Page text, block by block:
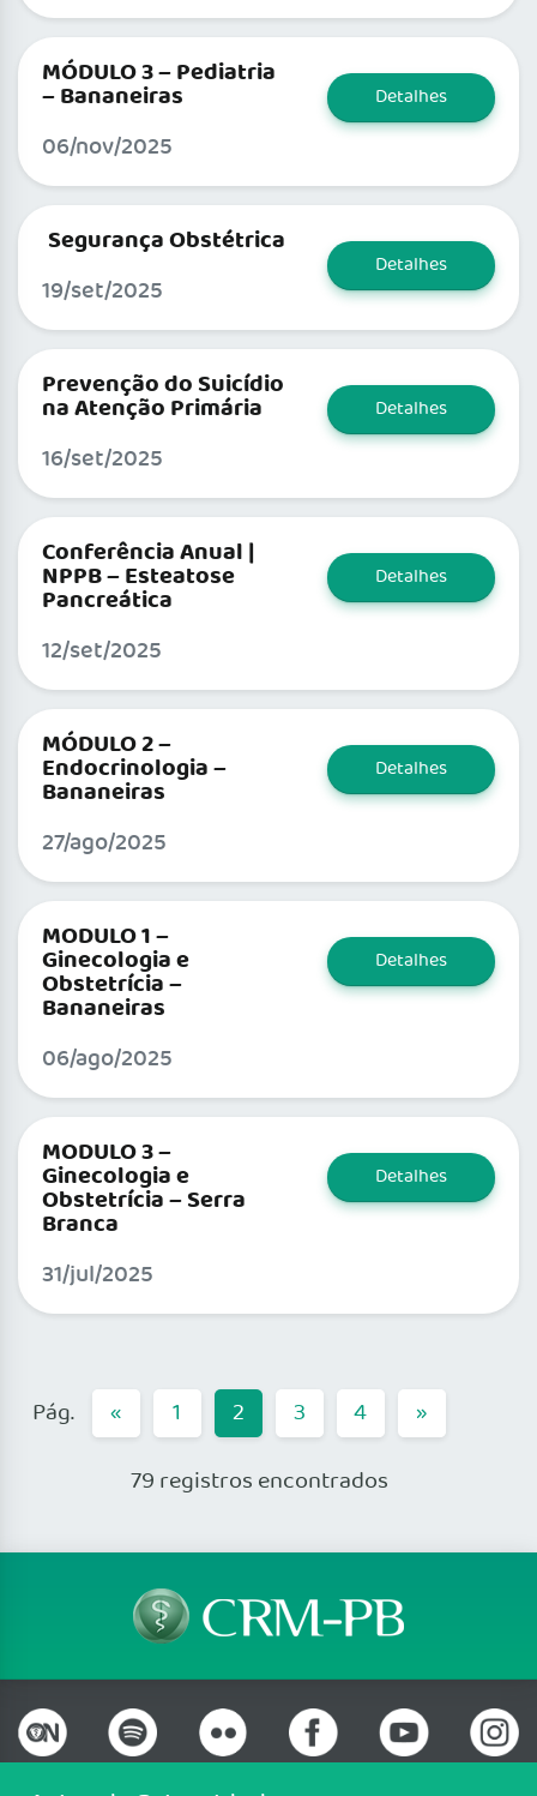
MÓDULO 3 – Pediatria
– Bananeiras
06/nov/2025
Detalhes
Segurança Obstétrica
19/set/2025
Detalhes
Prevenção do Suicídio
na Atenção Primária
16/set/2025
Detalhes
Conferência Anual |
NPPB – Esteatose
Pancreática
12/set/2025
Detalhes
MÓDULO 2 –
Endocrinologia –
Bananeiras
27/ago/2025
Detalhes
MODULO 1 –
Ginecologia e
Obstetrícia –
Bananeiras
06/ago/2025
Detalhes
MODULO 3 –
Ginecologia e
Obstetrícia – Serra
Branca
31/jul/2025
Detalhes
« 1 2 3 4
»
79 registros encontrados